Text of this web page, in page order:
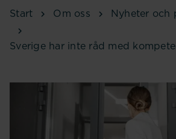
Start Om oss Nyheter och
Sverige har inte råd med